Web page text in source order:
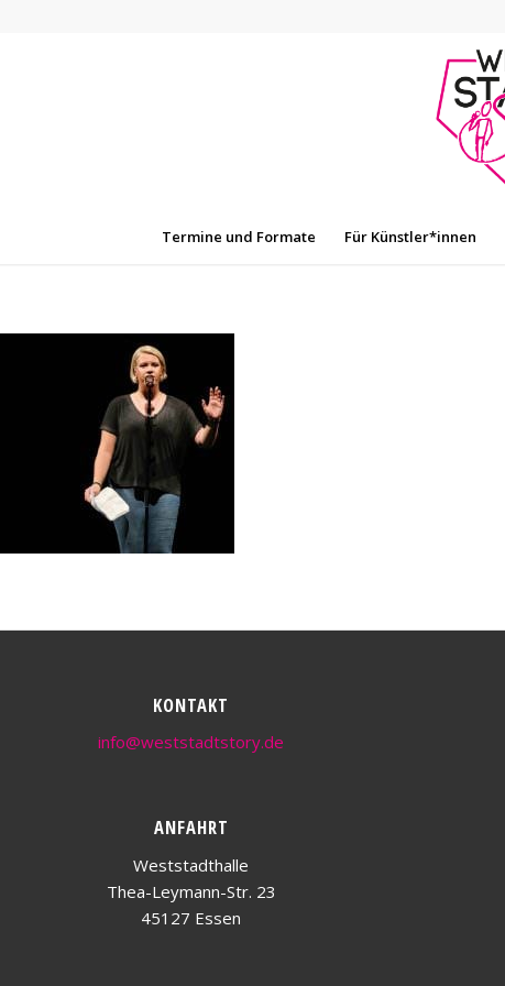
Termine und Formate Für Künstler*innen
KONTAKT
info@weststadtstory.de
ANFAHRT
Weststadthalle
Thea-Leymann-Str. 23
45127 Essen